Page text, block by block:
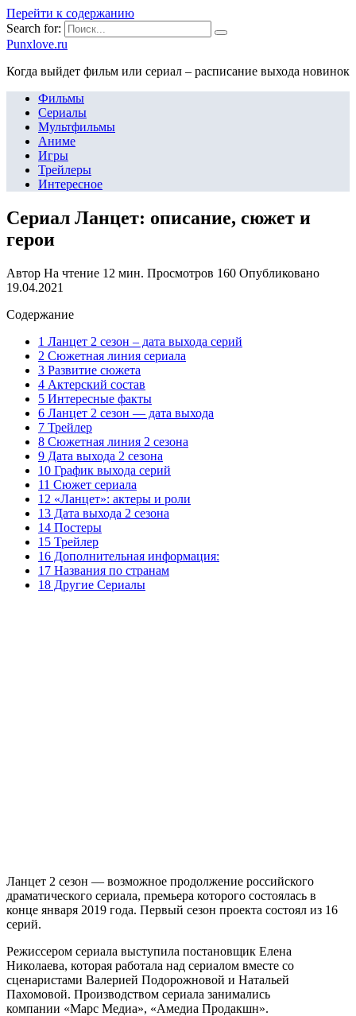
Перейти к содержанию
Search for:
Punxlove.ru
Когда выйдет фильм или сериал – расписание выхода новинок
Фильмы
Сериалы
Мультфильмы
Аниме
Игры
Трейлеры
Интересное
Сериал Ланцет: описание, сюжет и
герои
Автор На чтение 12 мин. Просмотров 160 Опубликовано
19.04.2021
Содержание
1 Ланцет 2 сезон – дата выхода серий
2 Сюжетная линия сериала
3 Развитие сюжета
4 Актерский состав
5 Интересные факты
6 Ланцет 2 сезон — дата выхода
7 Трейлер
8 Сюжетная линия 2 сезона
9 Дата выхода 2 сезона
10 График выхода серий
11 Сюжет сериала
12 «Ланцет»: актеры и роли
13 Дата выхода 2 сезона
14 Постеры
15 Трейлер
16 Дополнительная информация:
17 Названия по странам
18 Другие Сериалы
Ланцет 2 сезон — возможное продолжение российского
драматического сериала, премьера которого состоялась в
конце января 2019 года. Первый сезон проекта состоял из 16
серий.
Режиссером сериала выступила постановщик Елена
Николаева, которая работала над сериалом вместе со
сценаристами Валерией Подорожновой и Натальей
Пахомовой. Производством сериала занимались
компании «Марс Медиа», «Амедиа Продакшн».